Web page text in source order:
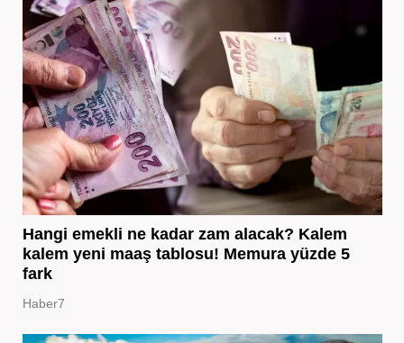
Hangi emekli ne kadar zam alacak? Kalem
kalem yeni maaş tablosu! Memura yüzde 5
fark
Haber7